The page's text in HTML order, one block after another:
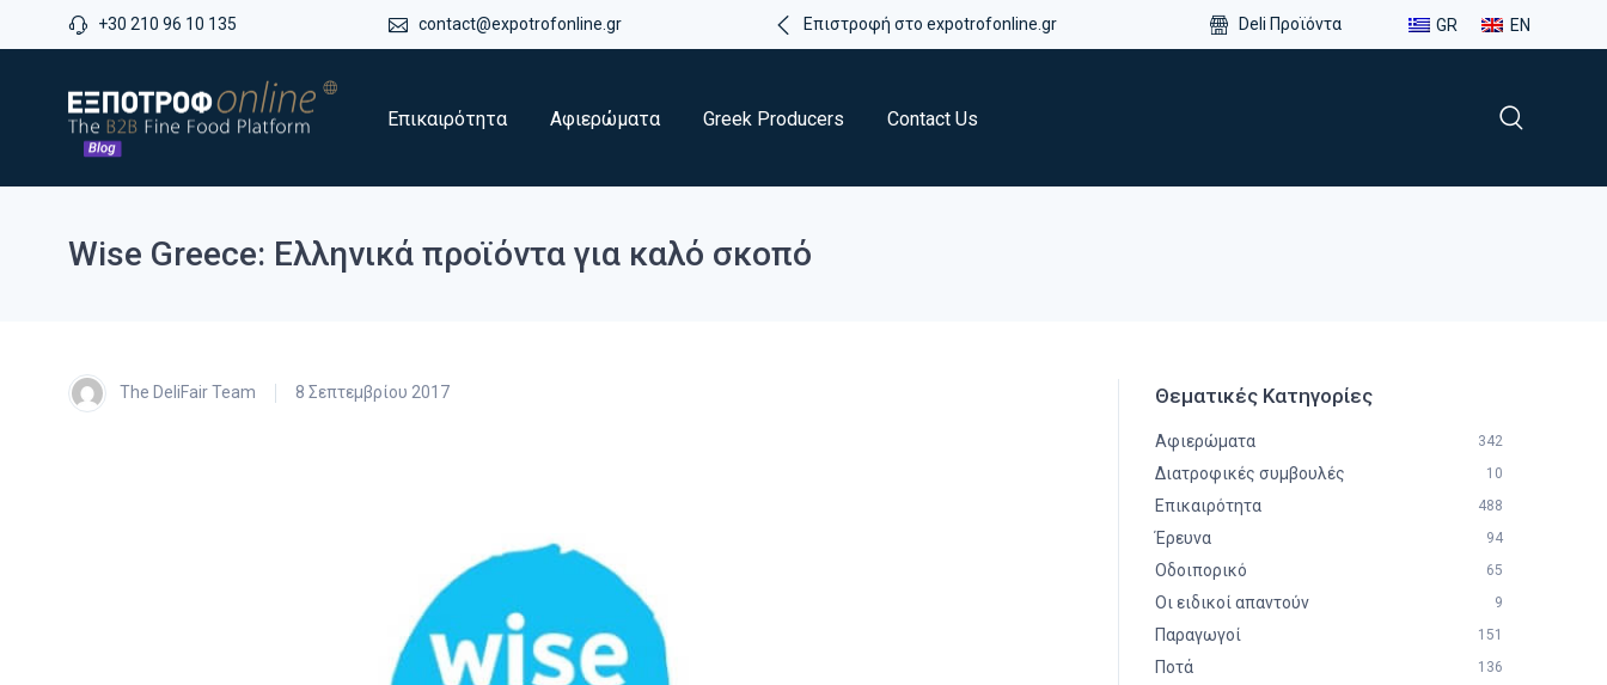
+30 210 96 10 135 contact@expotrofonline.gr Επιστροφή στο expotrofonline.gr Deli Προϊόντα GR EN
Επικαιρότητα Αφιερώματα Greek Producers Contact Us
Wise Greece: Ελληνικά προϊόντα για καλό σκοπό
The DeliFair Team 8 Σεπτεμβρίου 2017 Θεματικές Κατηγορίες
Αφιερώματα 342
Διατροφικές συμβουλές 10
Επικαιρότητα 488
Έρευνα 94
Οδοιπορικό 65
Οι ειδικοί απαντούν 9
Παραγωγοί 151
Ποτά 136